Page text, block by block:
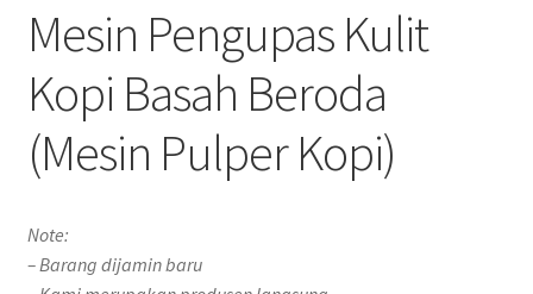
Mesin Pengupas Kulit
Kopi Basah Beroda
(Mesin Pulper Kopi)
Note:
– Barang dijamin baru